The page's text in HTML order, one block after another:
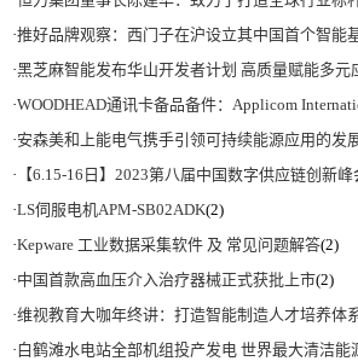
·推好品牌观察：西门子在沪设立其中国首个智能基
·黑芝麻智能发布华山开发者计划 高质量赋能多元
·WOODHEAD通讯卡备品备件：Applicom International
·安森美和上能电气携手引领可持续能源应用的发展 两家公司合作开发高性能储能和太阳
· 【6.15-16日】2023第八届中国数字供应链创新
·LS伺服电机APM-SB02ADK(2)
·Kepware 工业数据采集软件 及 常见问题解答(2)
·中国首款高血压介入治疗器械正式获批上市(2)
·维视教育大咖年终讲：打造智能制造人才培养体
·白鹤滩水电站全部机组投产发电 世界最大清洁能源走廊全面建成|将为建设新型能源体系、保障